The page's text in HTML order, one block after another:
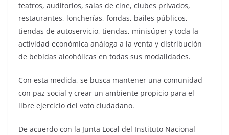
teatros, auditorios, salas de cine, clubes privados,
restaurantes, loncherías, fondas, bailes públicos,
tiendas de autoservicio, tiendas, minisúper y toda la
actividad económica análoga a la venta y distribución
de bebidas alcohólicas en todas sus modalidades.
Con esta medida, se busca mantener una comunidad
con paz social y crear un ambiente propicio para el
libre ejercicio del voto ciudadano.
De acuerdo con la Junta Local del Instituto Nacional